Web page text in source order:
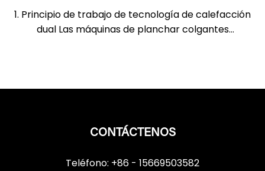
1. Principio de trabajo de tecnología de calefacción
dual Las máquinas de planchar colgantes
CONTÁCTENOS
Teléfono: +86 - 15669503582